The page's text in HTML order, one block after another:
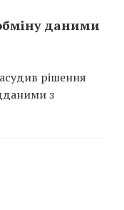
даними
рішення
з